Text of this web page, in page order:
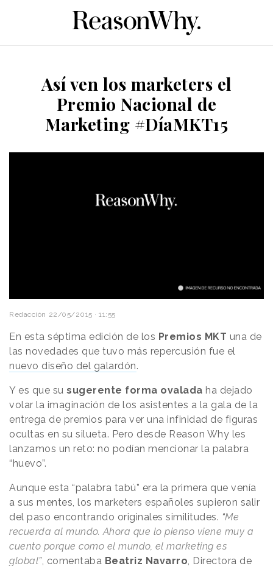
Así ven los marketers el
Premio Nacional de
Marketing #DíaMKT15
Redacción 22/05/2015 · 11:55
En esta séptima edición de los Premios MKT una de
las novedades que tuvo más repercusión fue el
nuevo diseño del galardón.
Y es que su sugerente forma ovalada ha dejado
volar la imaginación de los asistentes a la gala de la
entrega de premios para ver una infinidad de figuras
ocultas en su silueta. Pero desde Reason Why les
lanzamos un reto: no podían mencionar la palabra
“huevo”.
Aunque esta “palabra tabú” era la primera que venía
a sus mentes, los marketers españoles supieron salir
del paso encontrando originales similitudes. “Me
recuerda al mundo. Ahora que lo pienso viene muy a
cuento porque como el mundo, el marketing es
global”, comentaba Beatriz Navarro , Directora de